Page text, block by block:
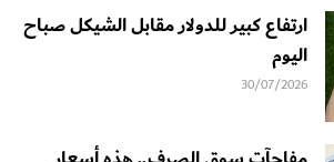
ارتفاع كبير للدولار مقابل الشيكل صباح
اليوم
30/07/2026